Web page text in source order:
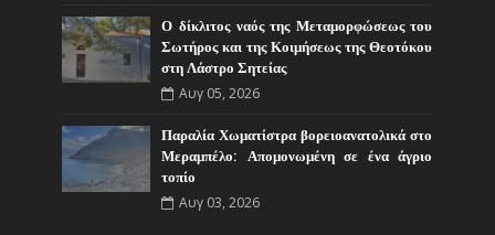
Ο δίκλιτος ναός της Μεταμορφώσεως του
Σωτήρος και της Κοιμήσεως της Θεοτόκου
στη Λάστρο Σητείας
Αυγ 05, 2026
Παραλία Χωματίστρα βορειοανατολικά στο
Μεραμπέλο: Απομονωμένη σε ένα άγριο
τοπίο
Αυγ 03, 2026